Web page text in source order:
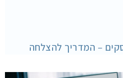
– המדריך להצלחה